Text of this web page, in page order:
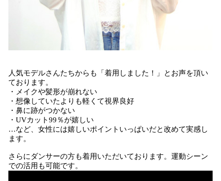
​人気モデルさんたちからも「着用しました！」とお声を頂い
ております。
・メイクや髪形が崩れない
・想像していたよりも軽くて視界良好
・鼻に跡がつかない
・UVカット99％が嬉しい
…など、女性には嬉しいポイントいっぱいだと改めて実感し
ます。
さらにダンサーの方も着用いただいております。運動シーン
での活用も可能です。